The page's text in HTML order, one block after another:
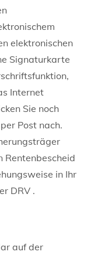
elektronischen
Signaturkarte
Internet
Sie noch
Post nach.
Rentenbescheid
in Ihr
DRV .
auf der